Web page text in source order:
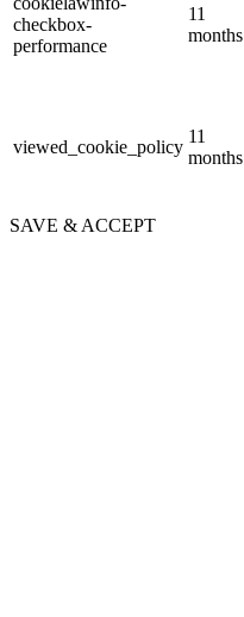
checkbox-
performance
11
months
viewed_cookie_policy
11
months
SAVE & ACCEPT